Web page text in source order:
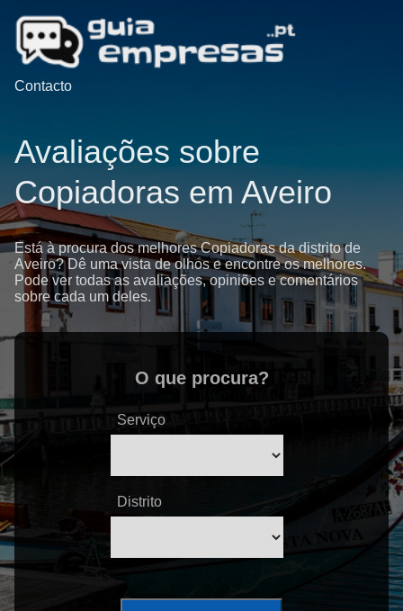
Contacto
Avaliações sobre
Copiadoras em Aveiro
Está à procura dos melhores Copiadoras da distrito de
Aveiro? Dê uma vista de olhos e encontre os melhores.
Pode ver todas as avaliações, opiniões e comentários
sobre cada um deles.
O que procura?
Serviço
Distrito